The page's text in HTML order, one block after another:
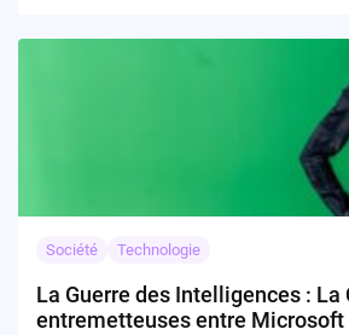
Société Technologie
La Guerre des Intelligences : La
entremetteuses entre Microsoft